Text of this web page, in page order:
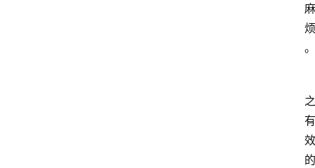
麻
烦
。
之
有
效
的